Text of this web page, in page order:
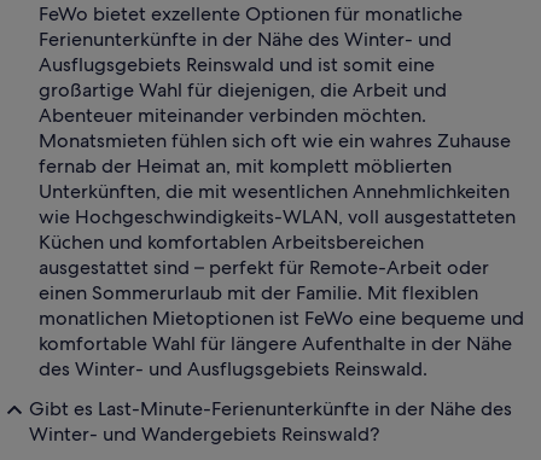
FeWo bietet exzellente Optionen für monatliche
Ferienunterkünfte in der Nähe des Winter- und
Ausflugsgebiets Reinswald und ist somit eine
großartige Wahl für diejenigen, die Arbeit und
Abenteuer miteinander verbinden möchten.
Monatsmieten fühlen sich oft wie ein wahres Zuhause
fernab der Heimat an, mit komplett möblierten
Unterkünften, die mit wesentlichen Annehmlichkeiten
wie Hochgeschwindigkeits-WLAN, voll ausgestatteten
Küchen und komfortablen Arbeitsbereichen
ausgestattet sind – perfekt für Remote-Arbeit oder
einen Sommerurlaub mit der Familie. Mit flexiblen
monatlichen Mietoptionen ist FeWo eine bequeme und
komfortable Wahl für längere Aufenthalte in der Nähe
des Winter- und Ausflugsgebiets Reinswald.
Gibt es Last-Minute-Ferienunterkünfte in der Nähe des
Winter- und Wandergebiets Reinswald?